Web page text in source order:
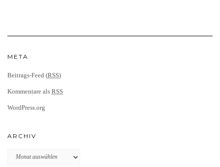
META
Beitrags-Feed (RSS)
Kommentare als RSS
WordPress.org
ARCHIV
Archiv